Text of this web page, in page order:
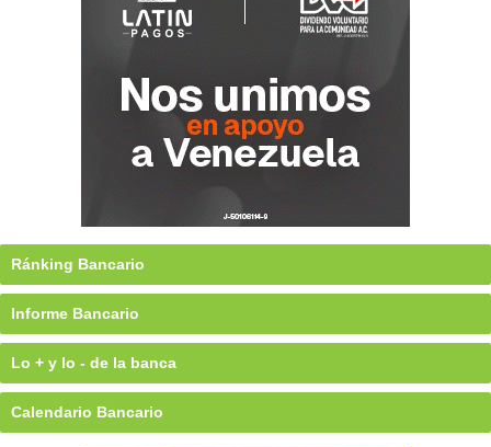
Ránking Bancario
Informe Bancario
Lo + y lo - de la banca
Calendario Bancario